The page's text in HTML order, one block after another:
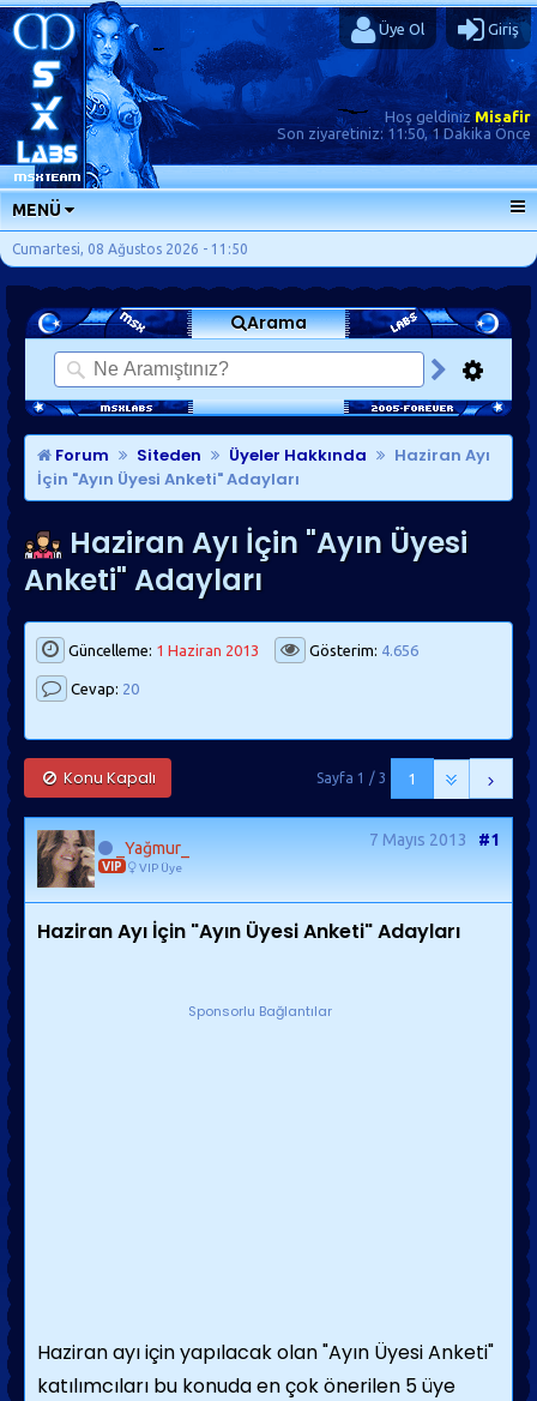
Üye Ol Giriş
Hoş geldinizMisafir
Son ziyaretiniz: 11:50, 1 Dakika Önce
MENÜ
ANA SAYFA
FORUMLAR
SORU-CEVAP
GÜNLÜKLER
SON MESAJLAR
KISAYOLLAR
Cumartesi, 08 Ağustos 2026 - 11:50
Arama
Forum Siteden Üyeler Hakkında
Haziran Ayı
İçin "Ayın Üyesi Anketi" Adayları
Haziran Ayı İçin "Ayın Üyesi
Anketi" Adayları
Güncelleme: 1 Haziran 2013 Gösterim: 4.656
Cevap: 20
Konu Kapalı 1
Sayfa 1 / 3
_Yağmur_
VIP VIP Üye
7 Mayıs 2013 #1
Haziran Ayı İçin "Ayın Üyesi Anketi" Adayları
Sponsorlu Bağlantılar
Haziran ayı için yapılacak olan "Ayın Üyesi Anketi"
katılımcıları bu konuda en çok önerilen 5 üye